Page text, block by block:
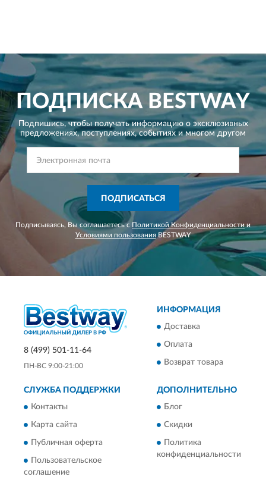
ПОДПИСКАBESTWAY
Подпишись, чтобы получать информацию о эксклюзивных
предложениях,поступлениях, событиях и многом другом
ПОДПИСАТЬСЯ
Подписываясь, Вы соглашаетесь с Политикой Конфиденциальности и
Условиями пользованияBESTWAY
8 (499) 501-11-64
ПН-ВС 9:00-21:00
ИНФОРМАЦИЯ
Доставка
Оплата
Возврат товара
СЛУЖБА ПОДДЕРЖКИ
Контакты
Карта сайта
Публичная оферта
Пользовательское
соглашение
ДОПОЛНИТЕЛЬНО
Блог
Скидки
Политика
конфиденциальности